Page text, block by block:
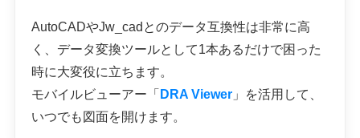
AutoCADやJw_cadとのデータ互換性は非常に高
く、データ変換ツールとして1本あるだけで困った
時に大変役に立ちます。
モバイルビューアー「 DRA Viewer」を活用して、
いつでも図面を開けます。